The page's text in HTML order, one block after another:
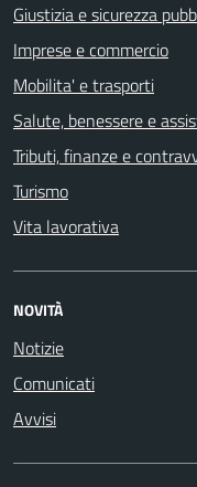
Giustizia e sicurezza
Imprese e commercio
Mobilita' e trasporti
Salute, benessere e
Tributi, finanze e
Turismo
Vita lavorativa
NOVITÀ
Notizie
Comunicati
Avvisi